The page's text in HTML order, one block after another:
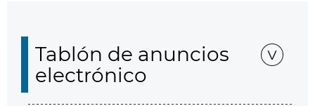
Tablón de anuncios
electrónico